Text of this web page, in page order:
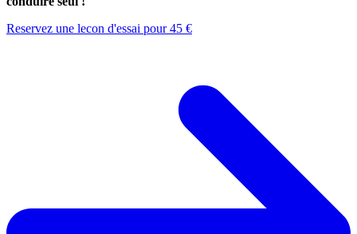
Reservez une lecon d'essai pour 45 €